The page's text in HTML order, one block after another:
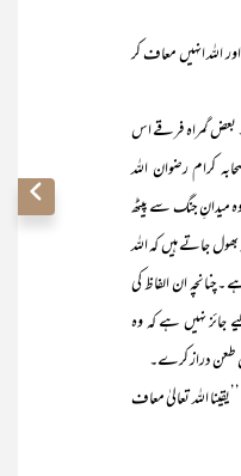
’’اور اللہ انہیں معاف کر
گمراہ فرقے اس
کرام رضوان اللہ
وہ میدانِ جنگ سے پیٹھ
جاتے ہیں کہ اللہ
۔چنانچہ ان الفاظ کی
جائز نہیں ہے کہ وہ
طعن دراز کرے۔
’’یقینا اللہ تعالیٰ معاف